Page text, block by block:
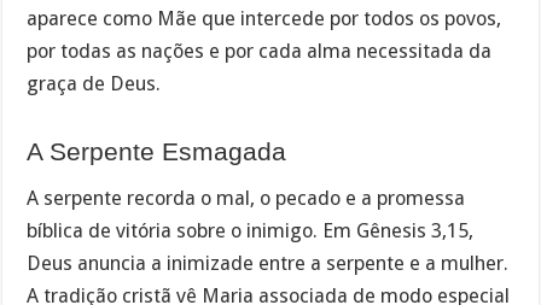
aparece como Mãe que intercede por todos os povos,
por todas as nações e por cada alma necessitada da
graça de Deus.
A Serpente Esmagada
A serpente recorda o mal, o pecado e a promessa
bíblica de vitória sobre o inimigo. Em Gênesis 3,15,
Deus anuncia a inimizade entre a serpente e a mulher.
A tradição cristã vê Maria associada de modo especial